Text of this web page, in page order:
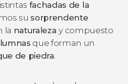
fachadas de la
su sorprendente
la naturalezay compuesto
que forman un
de piedra.